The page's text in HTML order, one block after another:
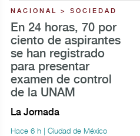
NACIONAL > SOCIEDAD
En 24 horas, 70 por
ciento de aspirantes
se han registrado
para presentar
examen de control
de la UNAM
La Jornada
Hace 6 h | Ciudad de México